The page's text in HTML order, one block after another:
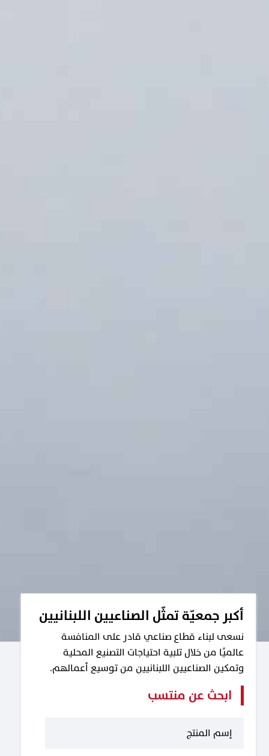
أكبر جمعيّة تمثّل الصناعيين اللبنانيين
نسعى لبناء قطاع صناعي قادر على المنافسة
عالميًا من خلال تلبية احتياجات التصنيع المحلية
وتمكين الصناعيين اللبنانيين من توسيع أعمالهم.
ابحث عن منتسب